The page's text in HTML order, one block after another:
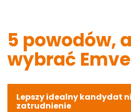
5 powodów,
wybrać
Lepszy idealny kandydat
zatrudnienie